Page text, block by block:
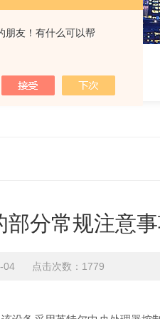
朋友！有什么可以帮
部分常规注意
04 点击次数：1779